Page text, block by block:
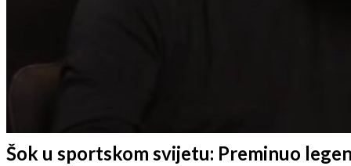
Šok u sportskom svijetu: Preminuo